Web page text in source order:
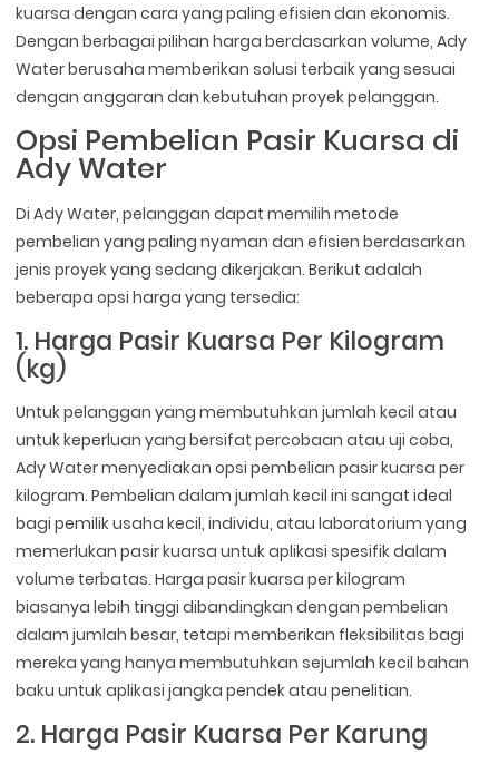
kuarsa dengan cara yang paling efisien dan ekonomis.
Dengan berbagai pilihan harga berdasarkan volume, Ady
Water berusaha memberikan solusi terbaik yang sesuai
dengan anggaran dan kebutuhan proyek pelanggan.
Opsi Pembelian Pasir Kuarsa di
Ady Water
Di Ady Water, pelanggan dapat memilih metode
pembelian yang paling nyaman dan efisien berdasarkan
jenis proyek yang sedang dikerjakan. Berikut adalah
beberapa opsi harga yang tersedia:
1. Harga Pasir Kuarsa Per Kilogram
(kg)
Untuk pelanggan yang membutuhkan jumlah kecil atau
untuk keperluan yang bersifat percobaan atau uji coba,
Ady Water menyediakan opsi pembelian pasir kuarsa per
kilogram. Pembelian dalam jumlah kecil ini sangat ideal
bagi pemilik usaha kecil, individu, atau laboratorium yang
memerlukan pasir kuarsa untuk aplikasi spesifik dalam
volume terbatas. Harga pasir kuarsa per kilogram
biasanya lebih tinggi dibandingkan dengan pembelian
dalam jumlah besar, tetapi memberikan fleksibilitas bagi
mereka yang hanya membutuhkan sejumlah kecil bahan
baku untuk aplikasi jangka pendek atau penelitian.
2. Harga Pasir Kuarsa Per Karung